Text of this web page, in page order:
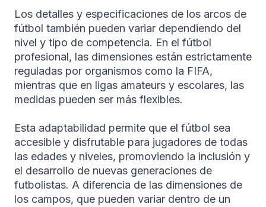
Los detalles y especificaciones de los arcos de
fútbol también pueden variar dependiendo del
nivel y tipo de competencia. En el fútbol
profesional, las dimensiones están estrictamente
reguladas por organismos como la FIFA,
mientras que en ligas amateurs y escolares, las
medidas pueden ser más flexibles.
Esta adaptabilidad permite que el fútbol sea
accesible y disfrutable para jugadores de todas
las edades y niveles, promoviendo la inclusión y
el desarrollo de nuevas generaciones de
futbolistas. A diferencia de las dimensiones de
los campos, que pueden variar dentro de un